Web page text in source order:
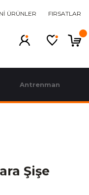
ÜRÜNLER FIRSATLAR
Antrenman
Şişe